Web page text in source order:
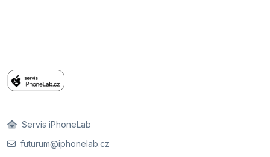
Servis iPhoneLab
futurum@iphonelab.cz